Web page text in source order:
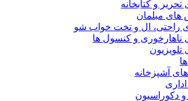
تحریر و کتابخانه
مبلمان
راحتی، ال و تخت خواب شو
ناهارخوری و کنسول ها
تلویزیون
آشپزخانه
دکوراسیون